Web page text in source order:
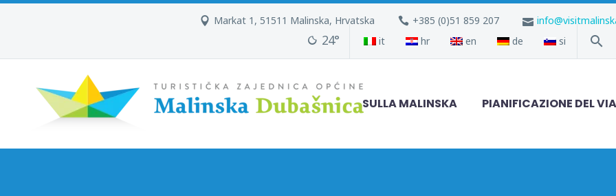
Markat 1, 51511 Malinska, Hrvatska +385 (0)51 859 207
24° it hr en de si
SULLA MALINSKA PIANIFICAZIONE DEL